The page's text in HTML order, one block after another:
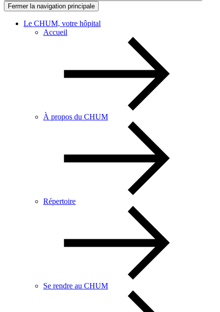
Fermer la navigation principale
Le CHUM, votre hôpital
Accueil
À propos du CHUM
Répertoire
Se rendre au CHUM